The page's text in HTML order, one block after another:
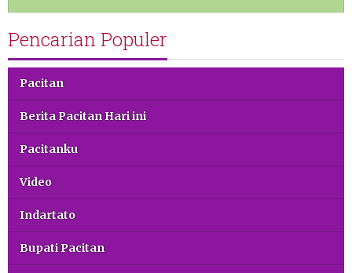
Pencarian Populer
Pacitan
Berita Pacitan Hari ini
Pacitanku
Video
Indartato
Bupati Pacitan